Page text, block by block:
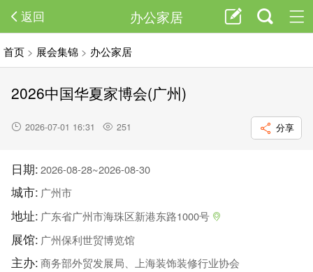
返回 办公家居
首页 > 展会集锦 > 办公家居
2026中国华夏家博会(广州)
2026-07-01 16:31 251 分享
日期:2026-08-28~2026-08-30
城市: 广州市
地址: 广东省广州市海珠区新港东路1000号
展馆: 广州保利世贸博览馆
主办:商务部外贸发展局、上海装饰装修行业协会